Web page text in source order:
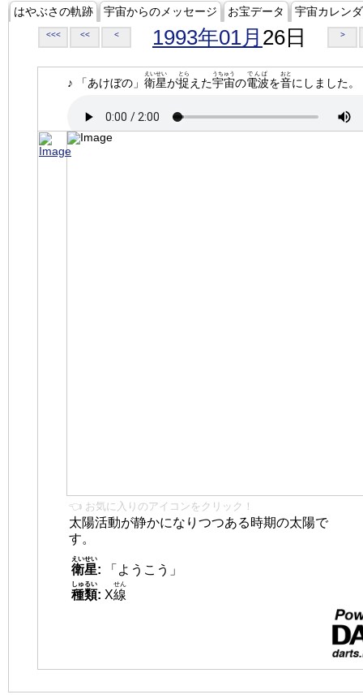
はやぶさの軌跡 宇宙からのメッセージ お宝データ 宇宙カレン
<<< << < 1993年01月 26日 >
♪ 「あけぼの」 衛星
えいせい
が捉
とら
えた宇宙
うちゅう
の電波
でんぱ
を音
おと
にしました。
👈 お気に入りのアイコンをクリック！
太陽活動が静かになりつつある時期の太陽で
す。
衛星
えいせい
:
「ようこう」
種類
しゅるい
: X線
せん